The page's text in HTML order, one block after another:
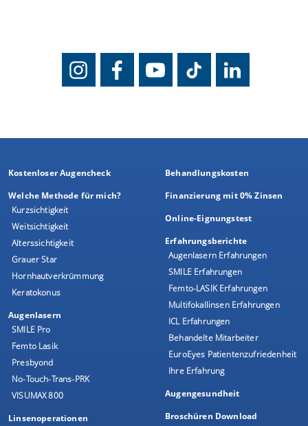
Kostenloser Augencheck
Welche Methode für mich?
Kurzsichtigkeit
Weitsichtigkeit
Alterssichtigkeit
Grauer Star
Hornhautverkrümmung
Keratokonus
Augenlasern
SMILE Pro
Femto Lasik
Presbyond
No-Touch-Trans-PRK
VISUMAX 800
Linsenoperationen
Behandlungskosten
Finanzierung mit 0% Zinsen
Online-Eignungstest
Erfahrungsberichte
Augenlasern Erfahrungen
SMILE Erfahrungen
Femto-LASIK Erfahrungen
Multifokallinsen Erfahrungen
ICL Erfahrungen
Behandelte Mitarbeiter
EuroEyes Patientenzufriedenheit
Ihre Erfahrung
Augengesundheit
Broschüren Download